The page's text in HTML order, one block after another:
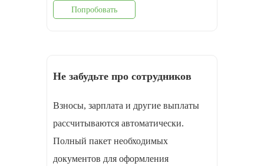
Попробовать
Не забудьте про сотрудников
Взносы, зарплата и другие выплаты
рассчитываются автоматически.
Полный пакет необходимых
документов для оформления